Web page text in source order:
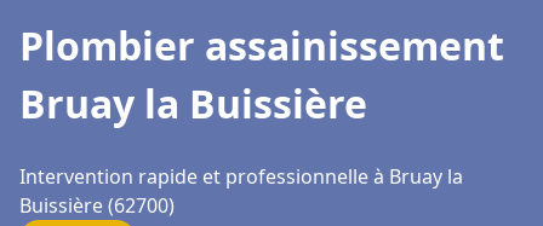
Plombier assainissement
Bruay la Buissière
Intervention rapide et professionnelle à Bruay la
Buissière (62700)